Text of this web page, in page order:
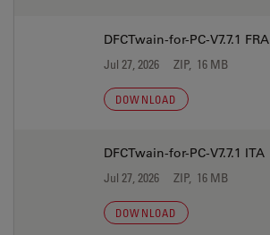
DFCTwain-for-PC-V7.7.1 FRA
Jul 27, 2026 ZIP, 16 MB
DOWNLOAD
DFCTwain-for-PC-V7.7.1 ITA
Jul 27, 2026 ZIP, 16 MB
DOWNLOAD